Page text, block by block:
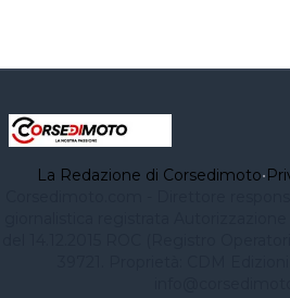
La Redazione di Corsedimoto•